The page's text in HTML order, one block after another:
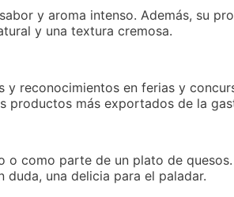
y aroma intenso. Además, su
y una textura cremosa.
reconocimientos en ferias y
productos más exportados de la
como parte de un plato de
duda, una delicia para el paladar.